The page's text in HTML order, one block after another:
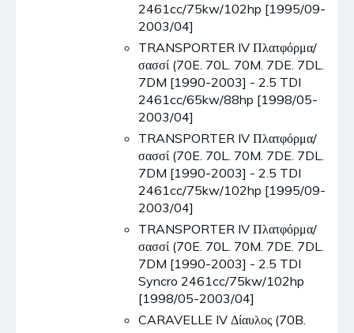
2461cc/75kw/102hp [1995/09-
2003/04]
TRANSPORTER IV Πλατφόρμα/
σασσί (70E. 70L. 70M. 7DE. 7DL.
7DM [1990-2003] - 2.5 TDI
2461cc/65kw/88hp [1998/05-
2003/04]
TRANSPORTER IV Πλατφόρμα/
σασσί (70E. 70L. 70M. 7DE. 7DL.
7DM [1990-2003] - 2.5 TDI
2461cc/75kw/102hp [1995/09-
2003/04]
TRANSPORTER IV Πλατφόρμα/
σασσί (70E. 70L. 70M. 7DE. 7DL.
7DM [1990-2003] - 2.5 TDI
Syncro 2461cc/75kw/102hp
[1998/05-2003/04]
CARAVELLE IV Δίαυλος (70B.